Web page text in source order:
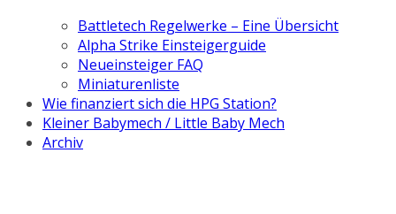
Battletech Regelwerke – Eine Übersicht
Alpha Strike Einsteigerguide
Neueinsteiger FAQ
Miniaturenliste
Wie finanziert sich die HPG Station?
Kleiner Babymech / Little Baby Mech
Archiv